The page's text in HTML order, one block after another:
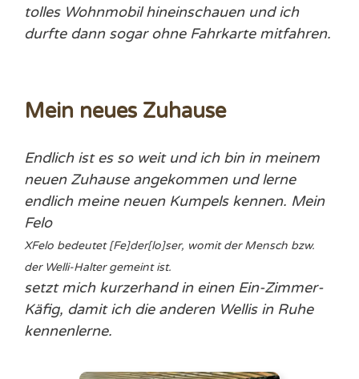
tolles Wohnmobil hineinschauen und ich
durfte dann sogar ohne Fahrkarte mitfahren.
Mein neues Zuhause
Endlich ist es so weit und ich bin in meinem
neuen Zuhause angekommen und lerne
endlich meine neuen Kumpels kennen. Mein
Felo
XFelo bedeutet [Fe]der[lo]ser, womit der Mensch bzw.
der Welli-Halter gemeint ist.
setzt mich kurzerhand in einen Ein-Zimmer-
Käfig, damit ich die anderen Wellis in Ruhe
kennenlerne.